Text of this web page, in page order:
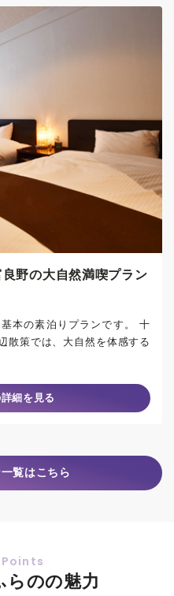
野の大自然満喫プラン
本の素泊りプランです。 十
散策では、大自然を体感する
細を見る
覧はこちら
らのの魅力